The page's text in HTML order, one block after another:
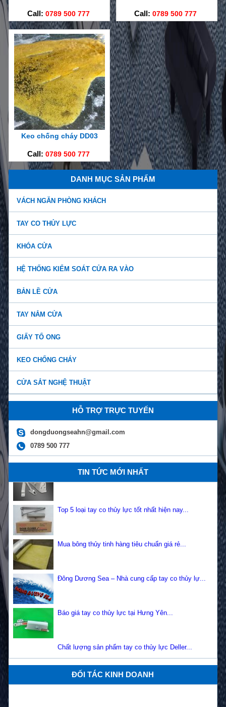
Call: 0789 500 777 Call:0789 500 777
Keo chống cháy DD03
Call: 0789 500 777
DANH MỤC SẢN PHẨM
VÁCH NGĂN PHÒNG KHÁCH
TAY CO THỦY LỰC
KHÓA CỬA
HỆ THỐNG KIỂM SOÁT CỬA RA VÀO
BẢN LỀ CỬA
TAY NẮM CỬA
GIẤY TỔ ONG
KEO CHỐNG CHÁY
CỬA SẮT NGHỆ THUẬT
HỖ TRỢ TRỰC TUYẾN
dongduongseahn@gmail.com
0789 500 777
TIN TỨC MỚI NHẤT
Báo giá tay co thủy lực chính hãng giá rẻ, chất lư...
Tay đẩy hơi có bao nhiêu loại? Những lợi ích của t...
Tay co thủy lực là gì? Cấu tạo của tay co thủy lực...
Báo giá tay co thủy lực tại Quảng Ninh...
ĐỐI TÁC KINH DOANH